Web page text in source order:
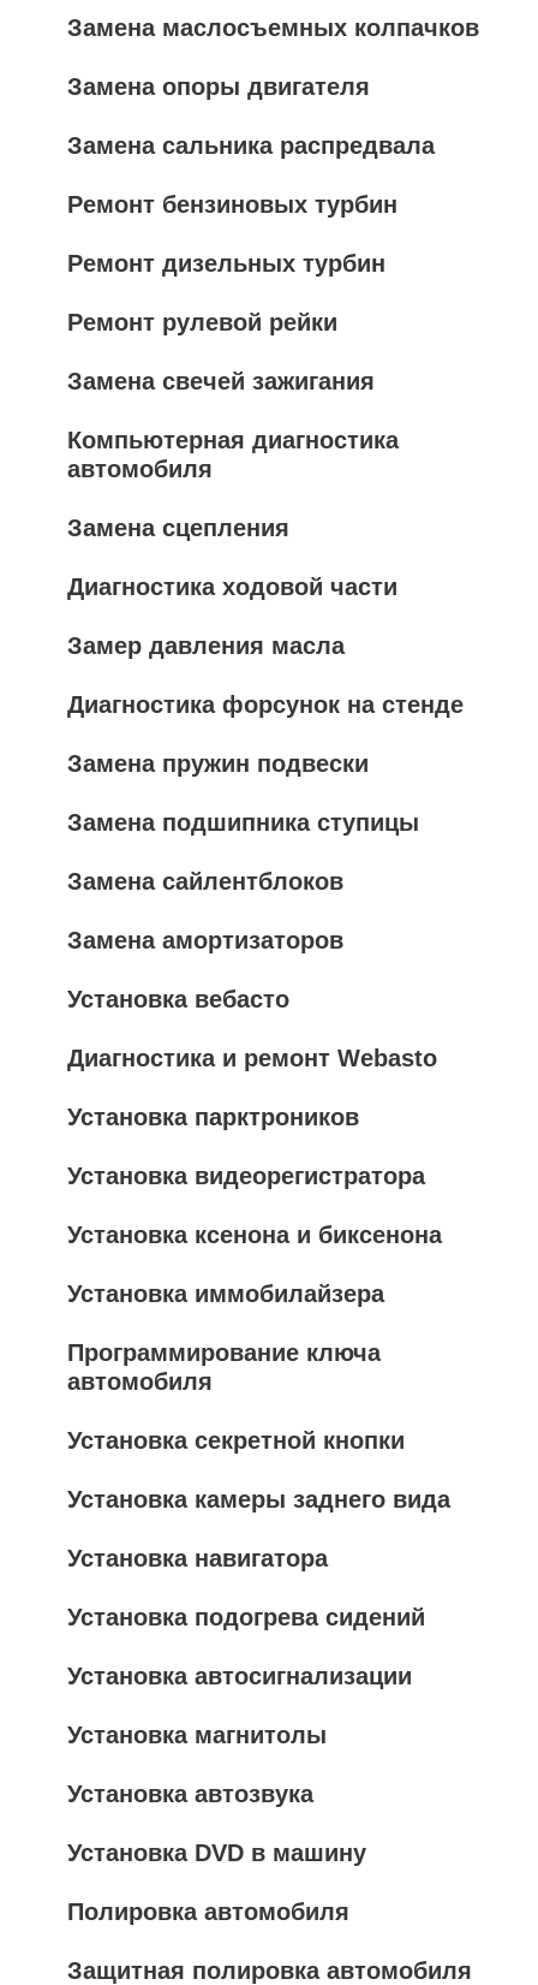
Замена маслосъемных колпачков
Замена опоры двигателя
Замена сальника распредвала
Ремонт бензиновых турбин
Ремонт дизельных турбин
Ремонт рулевой рейки
Замена свечей зажигания
Компьютерная диагностика
автомобиля
Замена сцепления
Диагностика ходовой части
Замер давления масла
Диагностика форсунок на стенде
Замена пружин подвески
Замена подшипника ступицы
Замена сайлентблоков
Замена амортизаторов
Установка вебасто
Диагностика и ремонт Webasto
Установка парктроников
Установка видеорегистратора
Установка ксенона и биксенона
Установка иммобилайзера
Программирование ключа
автомобиля
Установка секретной кнопки
Установка камеры заднего вида
Установка навигатора
Установка подогрева сидений
Установка автосигнализации
Установка магнитолы
Установка автозвука
Установка DVD в машину
Полировка автомобиля
Защитная полировка автомобиля